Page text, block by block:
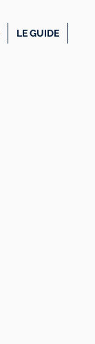
LE GUIDE